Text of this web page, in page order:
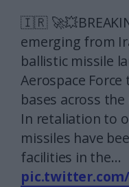
🇮🇷
emerging from
ballistic missile
Aerospace
bases across
In retaliation to
missiles have
facilities in the…
pic.twitter.com/